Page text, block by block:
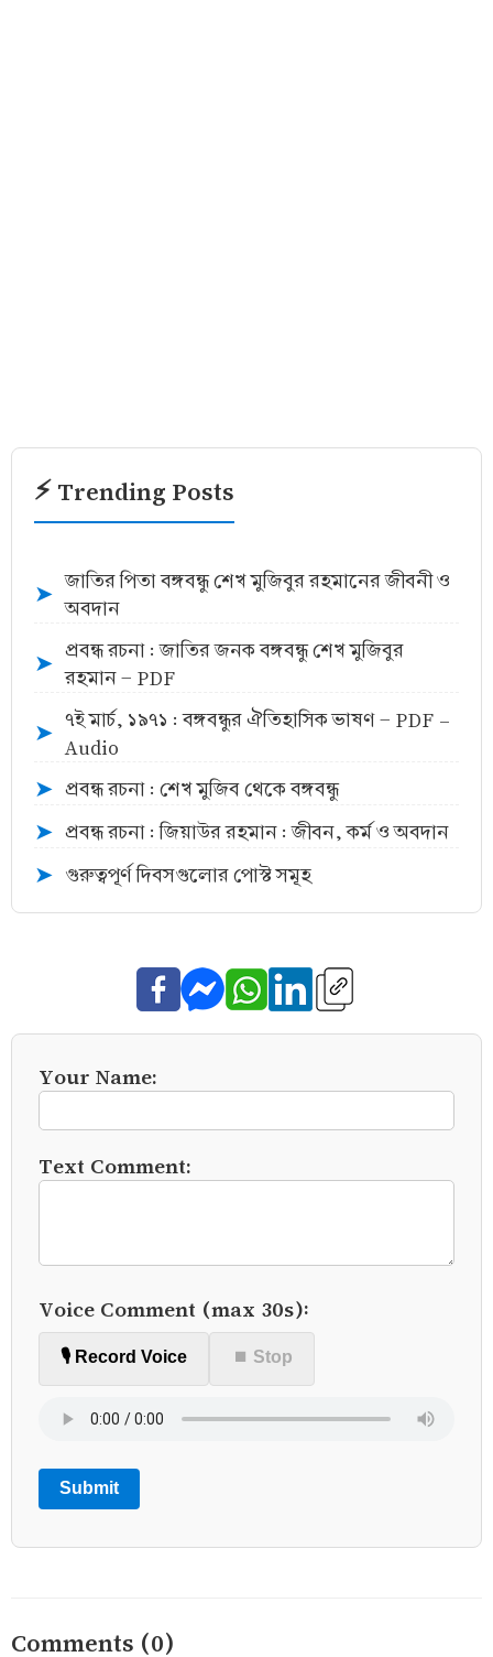
⚡ Trending Posts
➤
জাতির পিতা বঙ্গবন্ধু শেখ মুজিবুর রহমানের জীবনী ও
অবদান
➤
প্রবন্ধ রচনা : জাতির জনক বঙ্গবন্ধু শেখ মুজিবুর
রহমান - PDF
➤
৭ই মার্চ, ১৯৭১ : বঙ্গবন্ধুর ঐতিহাসিক ভাষণ - PDF -
Audio
➤ প্রবন্ধ রচনা : শেখ মুজিব থেকে বঙ্গবন্ধু
➤ প্রবন্ধ রচনা : জিয়াউর রহমান : জীবন, কর্ম ও অবদান
➤ গুরুত্বপূর্ণ দিবসগুলোর পোস্ট সমূহ
Your Name:
Text Comment:
Voice Comment (max 30s):
🎙️ Record Voice ⏹ Stop
Submit
Comments (0)